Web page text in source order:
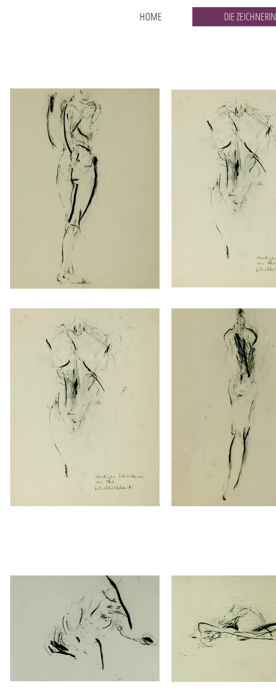
HOME DIE ZEICHNERIN